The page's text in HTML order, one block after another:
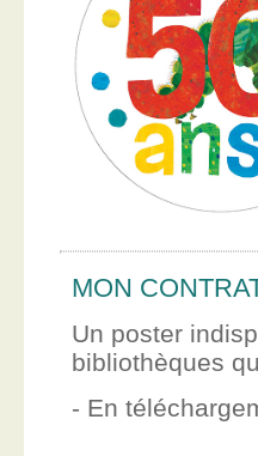
MON
Un poster
bibliothèques
- En